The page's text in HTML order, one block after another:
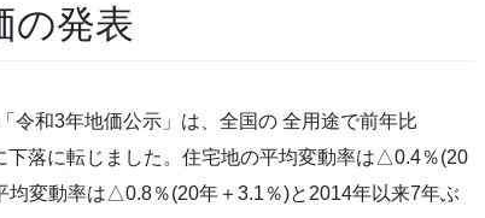
の発表
和3年地価公示」は、全国の 全用途で前年比
落に転じました。住宅地の平均変動率は△0.4％(20
変動率は△0.8％(20年＋3.1％)と2014年以来7年ぶ